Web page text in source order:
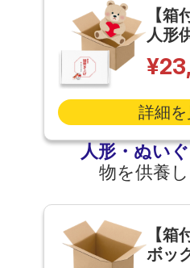
【箱
人形
詳細を
人形・ぬい
物を供養
【箱
ボッ